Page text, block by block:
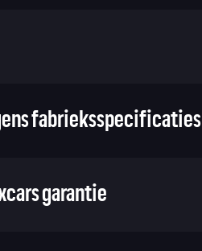
fabrieksspecificaties
garantie